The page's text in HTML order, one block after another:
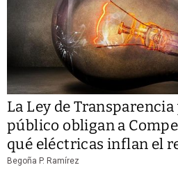
La Ley de
público obligan a
qué eléctricas inflan el
Begoña P. Ramírez